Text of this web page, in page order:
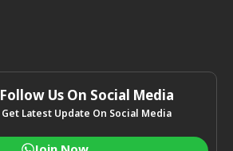
Follow Us On Social Media
Get Latest Update On Social Media